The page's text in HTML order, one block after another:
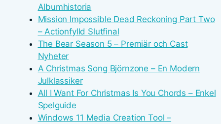
Albumhistoria
Mission Impossible Dead Reckoning Part Two
– Actionfylld Slutfinal
The Bear Season 5 – Premiär och Cast
Nyheter
A Christmas Song Björnzone – En Modern
Julklassiker
All I Want For Christmas Is You Chords – Enkel
Spelguide
Windows 11 Media Creation Tool –